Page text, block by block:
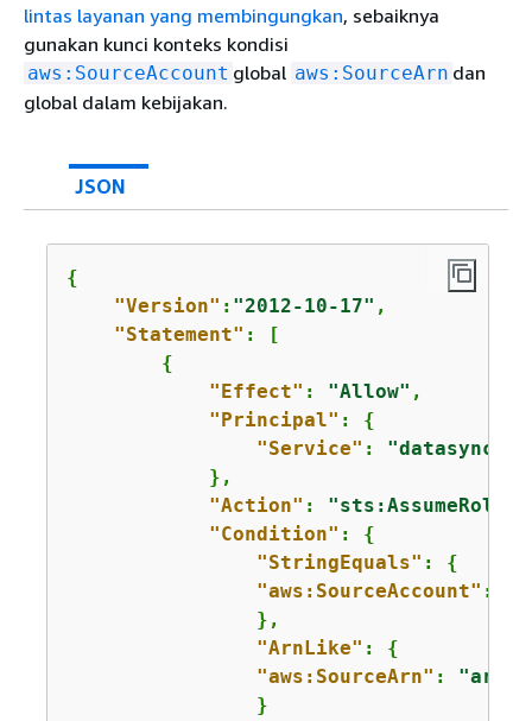
lintas layanan yang membingungkan, sebaiknya
gunakan kunci konteks kondisi
aws:SourceAccount global aws:SourceArn dan
global dalam kebijakan.
JSON
{
"Version" : "2012-10-17" ,
"Statement" : [
{
"Effect" : "Allow" ,
"Principal" : {
"Service" :
            },
"Action" : "sts:AssumeRole"
"Condition" : {
"StringEquals" : {
"aws:SourceAccount" :
                },
"ArnLike" : {
"aws:SourceArn" :
                }